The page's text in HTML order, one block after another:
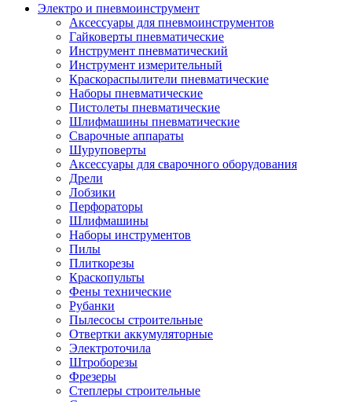
Инструмент ручной
Лопаты
Садово-посадочные инструменты
Садовые ножницы
Садовые пилы и ножи
Секаторы и сучкорезы
Топоры
Баллоны газовые
Мангалы и коптильни
Мебель для сада
Ножницы по металлу
Тележки садовые
Автомобильная техника
Автозвук
Автомагнитолы
Колонки
Усилители
Модуляторы fm
Аксессуары
Электроника
Видеорегистраторы
Радар-детекторы
Парковочные радары
Навигаторы и аксессуары
Навигаторы
Электро и пневмоинструмент
Аксессуары для пневмоинструментов
Гайковерты пневматические
Инструмент пневматический
Инструмент измерительный
Краскораспылители пневматические
Наборы пневматические
Пистолеты пневматические
Шлифмашины пневматические
Сварочные аппараты
Шуруповерты
Аксессуары для сварочного оборудования
Дрели
Лобзики
Перфораторы
Шлифмашины
Наборы инструментов
Пилы
Плиткорезы
Краскопульты
Фены технические
Рубанки
Пылесосы строительные
Отвертки аккумуляторные
Электроточила
Штроборезы
Фрезеры
Степлеры строительные